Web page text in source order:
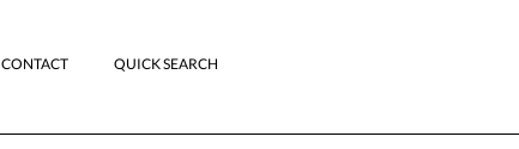
CONTACT QUICK SEARCH